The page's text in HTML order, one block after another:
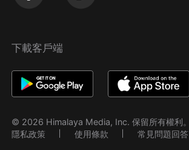
下載客戶端
© 2026 Himalaya Media, Inc. 保留所有權利。
隱私政策
使用條款 常見問題回答